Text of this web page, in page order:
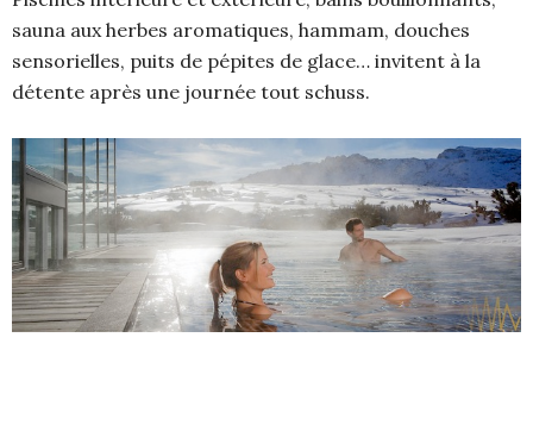
sauna aux herbes aromatiques, hammam, douches
sensorielles, puits de pépites de glace… invitent à la
détente après une journée tout schuss.